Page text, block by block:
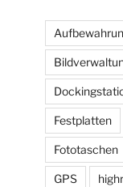
Festplatten
Fototaschen
GPS